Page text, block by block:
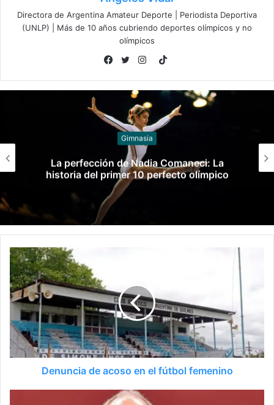
Directora de Argentina Amateur Deporte | Periodista Deportiva
(UNLP) | Más de 10 años cubriendo deportes olímpicos y no
olímpicos
TikTok
Gimnasia
Federico Molinari fue condenado por
grooming contra una alumna de su
gimnasio: recibió un año y 8 meses de
prisión en suspenso
Denuncia de acoso en el fútbol femenino